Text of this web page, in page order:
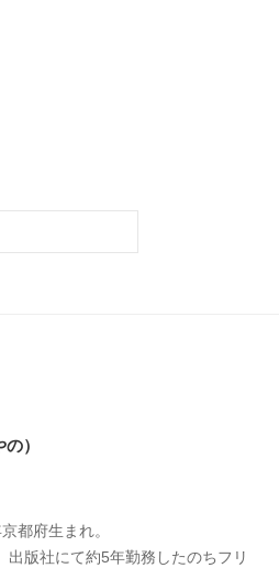
）
都府生まれ。
出版社にて約5年勤務したのちフリ